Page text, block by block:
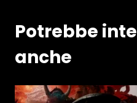
Potrebbe
anche